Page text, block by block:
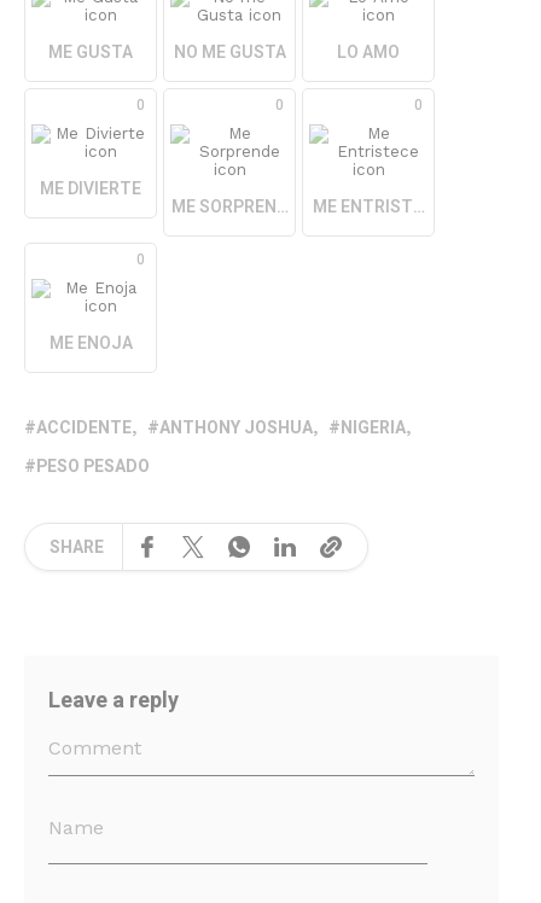
ME GUSTA NO ME GUSTA LO AMO
0
ME DIVIERTE
0
ME SORPRENDE
0
ME ENTRISTECE
0
ME ENOJA
ACCIDENTE ANTHONY JOSHUA
NIGERIA
PESO PESADO
SHARE
Leave a reply